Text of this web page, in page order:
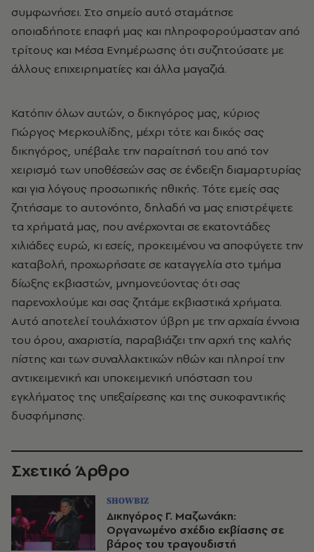
συμφωνήσει. Στο σημείο αυτό σταμάτησε
οποιαδήποτε επαφή μας και πληροφορούμασταν από
τρίτους και Μέσα Ενημέρωσης ότι συζητούσατε με
άλλους επιχειρηματίες και άλλα μαγαζιά.
Κατόπιν όλων αυτών, ο δικηγόρος μας, κύριος
Γιώργος Μερκουλίδης, μέχρι τότε και δικός σας
δικηγόρος, υπέβαλε την παραίτησή του από τον
χειρισμό των υποθέσεών σας σε ένδειξη διαμαρτυρίας
και για λόγους προσωπικής ηθικής. Τότε εμείς σας
ζητήσαμε το αυτονόητο, δηλαδή να μας επιστρέψετε
τα χρήματά μας, που ανέρχονται σε εκατοντάδες
χιλιάδες ευρώ, κι εσείς, προκειμένου να αποφύγετε την
καταβολή, προχωρήσατε σε καταγγελία στο τμήμα
δίωξης εκβιαστών, μνημονεύοντας ότι σας
παρενοχλούμε και σας ζητάμε εκβιαστικά χρήματα.
Αυτό αποτελεί τουλάχιστον ύβρη με την αρχαία έννοια
του όρου, αχαριστία, παραβιάζει την αρχή της καλής
πίστης και των συναλλακτικών ηθών και πληροί την
αντικειμενική και υποκειμενική υπόσταση του
εγκλήματος της υπεξαίρεσης και της συκοφαντικής
δυσφήμησης.
Σχετικό Άρθρο
SHOWBIZ
Δικηγόρος Γ. Μαζωνάκη:
Οργανωμένο σχέδιο εκβίασης σε
βάρος του τραγουδιστή